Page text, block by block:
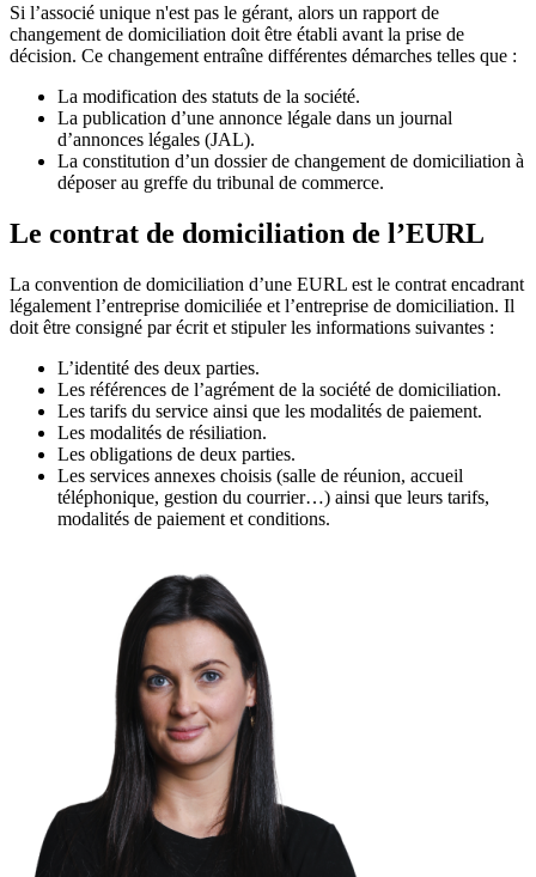
Si l’associé unique n'est pas le gérant, alors un rapport de
changement de domiciliation doit être établi avant la prise de
décision. Ce changement entraîne différentes démarches telles que :
La modification des statuts de la société.
La publication d’une annonce légale dans un journal
d’annonces légales (JAL).
La constitution d’un dossier de changement de domiciliation à
déposer au greffe du tribunal de commerce.
Le contrat de domiciliation de l’EURL
La convention de domiciliation d’une EURL est le contrat encadrant
légalement l’entreprise domiciliée et l’entreprise de domiciliation. Il
doit être consigné par écrit et stipuler les informations suivantes :
L’identité des deux parties.
Les références de l’agrément de la société de domiciliation.
Les tarifs du service ainsi que les modalités de paiement.
Les modalités de résiliation.
Les obligations de deux parties.
Les services annexes choisis (salle de réunion, accueil
téléphonique, gestion du courrier…) ainsi que leurs tarifs,
modalités de paiement et conditions.